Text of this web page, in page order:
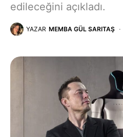
edileceğini açıkladı.
YAZAR MEMBA GÜL SARITAŞ